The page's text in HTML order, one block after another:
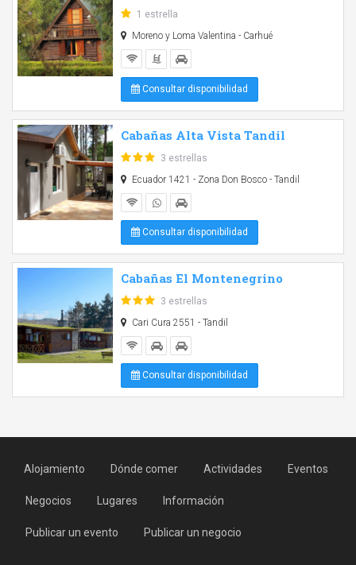
1 estrella
Moreno y Loma Valentina - Carhué
Consultar disponibilidad
Cabañas Alta Vista Tandil
3 estrellas
Ecuador 1421 - Zona Don Bosco - Tandil
Consultar disponibilidad
Cabañas El Montenegrino
3 estrellas
Cari Cura 2551 - Tandil
Consultar disponibilidad
Alojamiento Dónde comer Actividades Eventos
Negocios Lugares Información
Publicar un evento Publicar un negocio